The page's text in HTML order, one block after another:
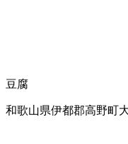
豆腐
和歌山県伊都郡高野町